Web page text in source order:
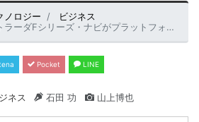
ノロジー
ビジネス
ーズ・ナビがプラットフォームを変更、HD美次元マップ新搭載
Pocket LINE
ネス 石田 功 山上博也